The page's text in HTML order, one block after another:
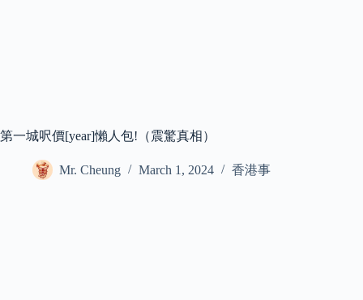
第一城呎價[year]懶人包!（震驚真相）
Mr. Cheung March 1, 2024 香港事